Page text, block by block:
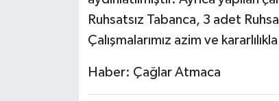
Ruhsatsız Tabanca, 3 adet
Çalışmalarımız azim ve
Haber: Çağlar Atmaca